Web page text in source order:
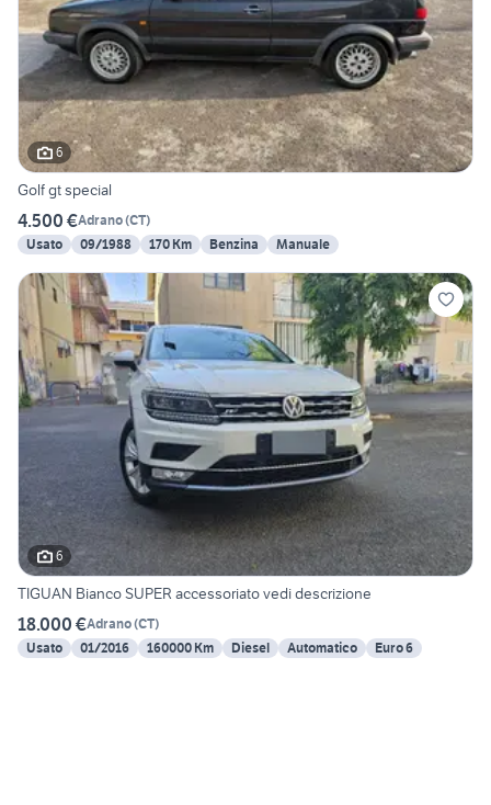
6
Golf gt special
4.500 €Adrano(CT)
Usato
09/1988 170 Km Benzina Manuale
6
TIGUAN Bianco SUPER accessoriato vedi descrizione
18.000 €Adrano(CT)
Usato
01/2016 160000 Km Diesel Automatico Euro 6